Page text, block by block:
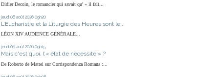
Didier Decoin, le romancier qui savait qu' « il fait...
jeudi 06 août 2026 09h20
L’Eucharistie et la Liturgie des Heures sont le...
LÉON XIV AUDIENCE GÉNÉRALE...
jeudi 06 août 2026 09h15
Mais c'est quoi, l’« état de nécessité » ?
De Roberto de Mattei sur Corrispondenza Romana :...